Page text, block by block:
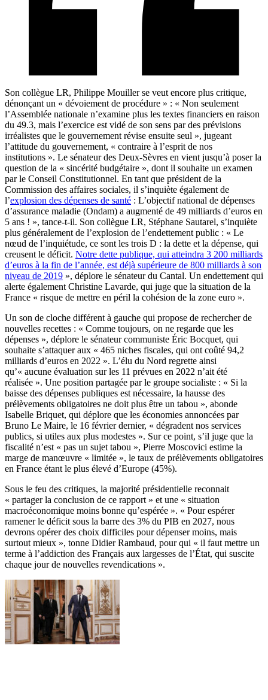
Son collègue LR, Philippe Mouiller se veut encore plus critique,
dénonçant un « dévoiement de procédure » : « Non seulement
l’Assemblée nationale n’examine plus les textes financiers en raison
du 49.3, mais l’exercice est vidé de son sens par des prévisions
irréalistes que le gouvernement révise ensuite seul », jugeant
l’attitude du gouvernement, « contraire à l’esprit de nos
institutions ». Le sénateur des Deux-Sèvres en vient jusqu’à poser la
question de la « sincérité budgétaire », dont il souhaite un examen
par le Conseil Constitutionnel. En tant que président de la
Commission des affaires sociales, il s’inquiète également de
l’explosion des dépenses de santé : L’objectif national de dépenses
d’assurance maladie (Ondam) a augmenté de 49 milliards d’euros en
5 ans ! », tance-t-il. Son collègue LR, Stéphane Sautarel, s’inquiète
plus généralement de l’explosion de l’endettement public : « Le
nœud de l’inquiétude, ce sont les trois D : la dette et la dépense, qui
creusent le déficit. Notre dette publique, qui atteindra 3 200 milliards
d’euros à la fin de l’année, est déjà supérieure de 800 milliards à son
niveau de 2019 », déplore le sénateur du Cantal. Un endettement qui
alerte également Christine Lavarde, qui juge que la situation de la
France « risque de mettre en péril la cohésion de la zone euro ».
Un son de cloche différent à gauche qui propose de rechercher de
nouvelles recettes : « Comme toujours, on ne regarde que les
dépenses », déplore le sénateur communiste Éric Bocquet, qui
souhaite s’attaquer aux « 465 niches fiscales, qui ont coûté 94,2
milliards d’euros en 2022 ». L’élu du Nord regrette ainsi
qu’« aucune évaluation sur les 11 prévues en 2022 n’ait été
réalisée ». Une position partagée par le groupe socialiste : « Si la
baisse des dépenses publiques est nécessaire, la hausse des
prélèvements obligatoires ne doit plus être un tabou », abonde
Isabelle Briquet, qui déplore que les économies annoncées par
Bruno Le Maire, le 16 février dernier, « dégradent nos services
publics, si utiles aux plus modestes ». Sur ce point, s’il juge que la
fiscalité n’est « pas un sujet tabou », Pierre Moscovici estime la
marge de manœuvre « limitée », le taux de prélèvements obligatoires
en France étant le plus élevé d’Europe (45%).
Sous le feu des critiques, la majorité présidentielle reconnait
« partager la conclusion de ce rapport » et une « situation
macroéconomique moins bonne qu’espérée ». « Pour espérer
ramener le déficit sous la barre des 3% du PIB en 2027, nous
devrons opérer des choix difficiles pour dépenser moins, mais
surtout mieux », tonne Didier Rambaud, pour qui « il faut mettre un
terme à l’addiction des Français aux largesses de l’État, qui suscite
chaque jour de nouvelles revendications ».